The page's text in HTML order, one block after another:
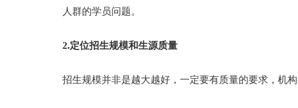
人群的学员问题。
2.定位招生规模和生源质量
招生规模并非是越大越好，一定要有质量的要求，机